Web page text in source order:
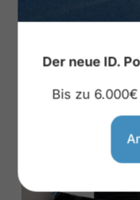
Der neue ID.
Bis zu